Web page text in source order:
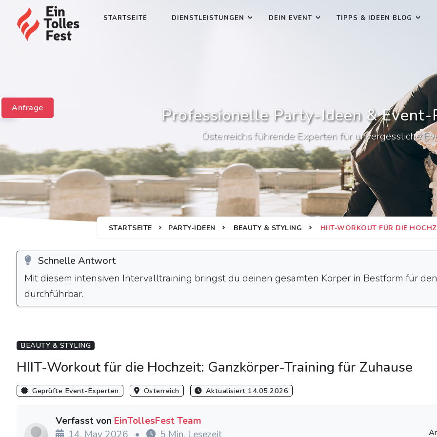
STARTSEITE DIENSTLEISTUNGEN DEIN EVENT TIPPS & IDEEN BLOG
Professionelle Party-Ideen &
Österreichs führende Experten für unvergessliche
STARTSEITE PARTY-IDEEN BEAUTY & STYLING HIIT-WORKOUT FÜR DIE
Schnelle Antwort
Mit diesem intensiven Intervalltraining bringst du deinen gesamten Körper in Bestform für
durchführbar.
BEAUTY & STYLING
HIIT-Workout für die Hochzeit: Ganzkörper-Training für Zuhause
Geprüfte Event-Experten Österreich Aktualisiert 14.05.2026
Verfasst von EinTollesFest Team
Anfrage